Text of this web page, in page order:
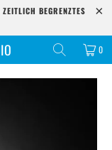
BEGRENZTES
0